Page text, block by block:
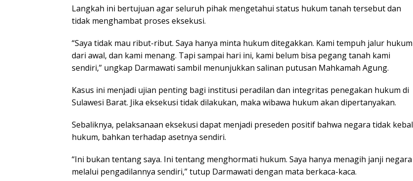
Langkah ini bertujuan agar seluruh pihak mengetahui status hukum tanah tersebut dan
tidak menghambat proses eksekusi.
“Saya tidak mau ribut-ribut. Saya hanya minta hukum ditegakkan. Kami tempuh jalur hukum
dari awal, dan kami menang. Tapi sampai hari ini, kami belum bisa pegang tanah kami
sendiri,” ungkap Darmawati sambil menunjukkan salinan putusan Mahkamah Agung.
Kasus ini menjadi ujian penting bagi institusi peradilan dan integritas penegakan hukum di
Sulawesi Barat. Jika eksekusi tidak dilakukan, maka wibawa hukum akan dipertanyakan.
Sebaliknya, pelaksanaan eksekusi dapat menjadi preseden positif bahwa negara tidak kebal
hukum, bahkan terhadap asetnya sendiri.
“Ini bukan tentang saya. Ini tentang menghormati hukum. Saya hanya menagih janji negara
melalui pengadilannya sendiri,” tutup Darmawati dengan mata berkaca-kaca.